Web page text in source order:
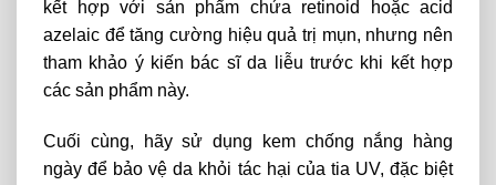
kết hợp với sản phẩm chứa retinoid hoặc acid
azelaic để tăng cường hiệu quả trị mụn, nhưng nên
tham khảo ý kiến bác sĩ da liễu trước khi kết hợp
các sản phẩm này.
Cuối cùng, hãy sử dụng kem chống nắng hàng
ngày để bảo vệ da khỏi tác hại của tia UV, đặc biệt